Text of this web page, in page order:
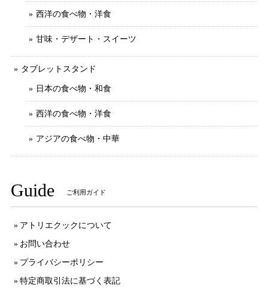
西洋の食べ物・洋食
甘味・デザート・スイーツ
タブレットスタンド
日本の食べ物・和食
西洋の食べ物・洋食
アジアの食べ物・中華
Guide ご利用ガイド
アトリエクックについて
お問い合わせ
プライバシーポリシー
特定商取引法に基づく表記